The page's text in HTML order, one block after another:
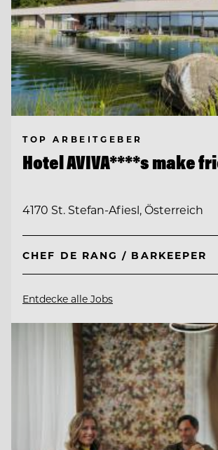
TOP ARBEITGEBER
Hotel AVIVA****s make
4170 St. Stefan-Afiesl, Österreich
CHEF DE RANG / BARKEEPER
Entdecke alle Jobs